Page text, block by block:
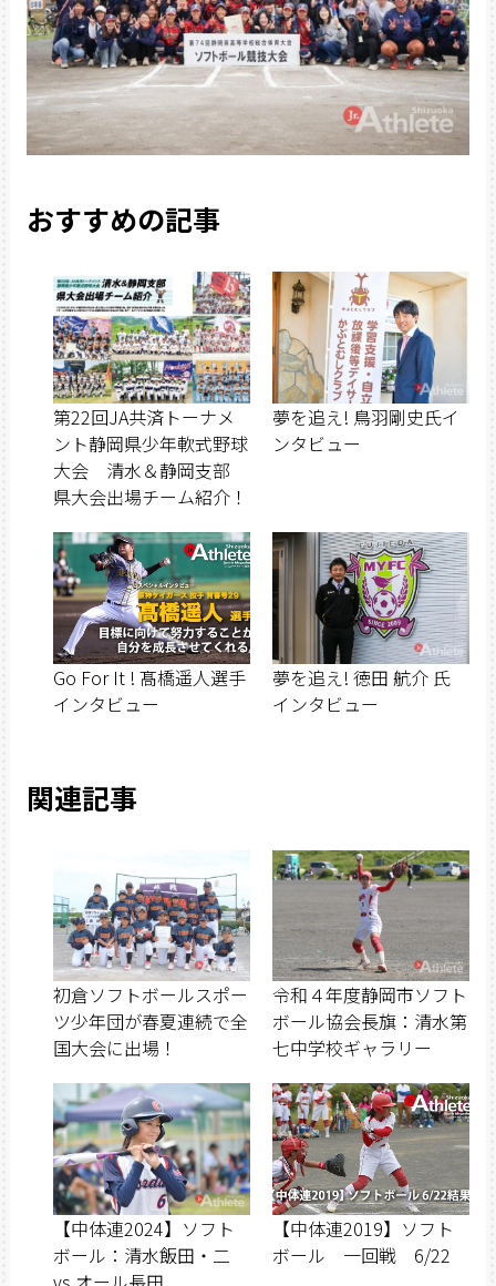
おすすめの記事
第22回JA共済トーナメ
ント静岡県少年軟式野球
大会 清水＆静岡支部
県大会出場チーム紹介！
夢を追え! 鳥羽剛史氏イ
ンタビュー
Go For It ! 髙橋遥人選手
インタビュー
夢を追え! 徳田 航介 氏
インタビュー
関連記事
初倉ソフトボールスポー
ツ少年団が春夏連続で全
国大会に出場！
令和４年度静岡市ソフト
ボール協会長旗：清水第
七中学校ギャラリー
【中体連2024】ソフト
ボール：清水飯田・二
【中体連2019】ソフト
ボール 一回戦 6/22